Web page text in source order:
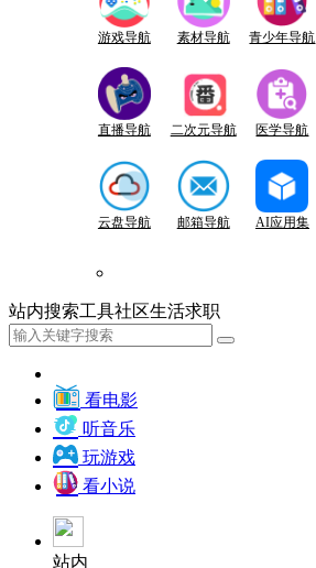
游戏导航 素材导航 青少年导航
直播导航 二次元导航 医学导航
云盘导航 邮箱导航 AI应用集
站内搜索工具社区生活求职
看电影
听音乐
玩游戏
看小说
站内